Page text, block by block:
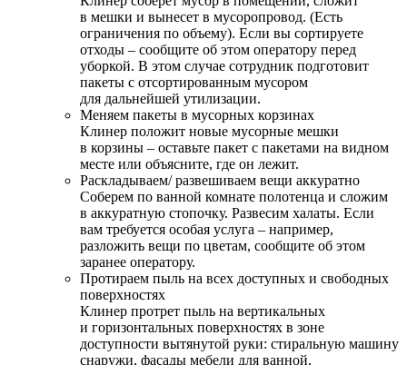
в мешки и вынесет в мусоропровод. (Есть
ограничения по объему). Если вы сортируете
отходы – сообщите об этом оператору перед
уборкой. В этом случае сотрудник подготовит
пакеты с отсортированным мусором
для дальнейшей утилизации.
Меняем пакеты в мусорных корзинах
Клинер положит новые мусорные мешки
в корзины – оставьте пакет с пакетами на видном
месте или объясните, где он лежит.
Раскладываем/ развешиваем вещи аккуратно
Соберем по ванной комнате полотенца и сложим
в аккуратную стопочку. Развесим халаты. Если
вам требуется особая услуга – например,
разложить вещи по цветам, сообщите об этом
заранее оператору.
Протираем пыль на всех доступных и свободных
поверхностях
Клинер протрет пыль на вертикальных
и горизонтальных поверхностях в зоне
доступности вытянутой руки: стиральную машину
снаружи, фасады мебели для ванной,